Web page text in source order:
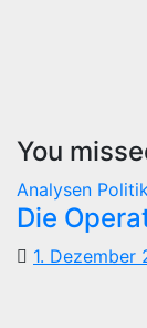
You
Analysen
Die
1. Dezember